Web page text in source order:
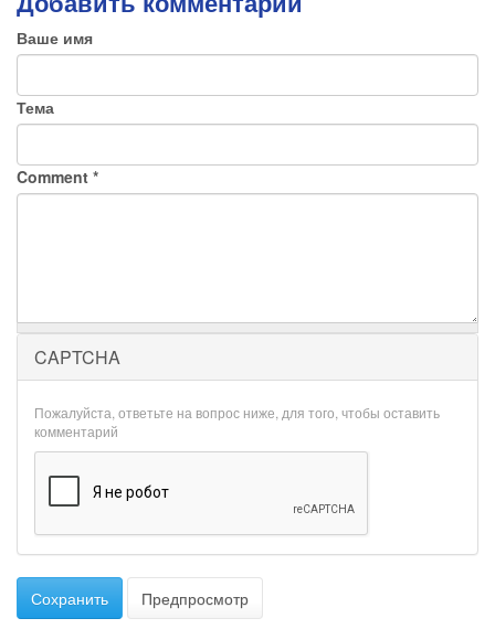
Ваше имя
Тема
Comment *
CAPTCHA
Пожалуйста, ответьте на вопрос ниже, для того, чтобы оставить
комментарий
Сохранить
Предпросмотр